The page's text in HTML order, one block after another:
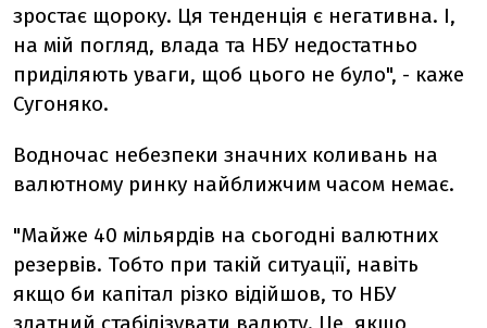
зростає щороку. Ця тенденція є негативна. І,
на мій погляд, влада та НБУ недостатньо
приділяють уваги, щоб цього не було", - каже
Сугоняко.
Водночас небезпеки значних коливань на
валютному ринку найближчим часом немає.
"Майже 40 мільярдів на сьогодні валютних
резервів. Тобто при такій ситуації, навіть
якщо би капітал різко відійшов, то НБУ